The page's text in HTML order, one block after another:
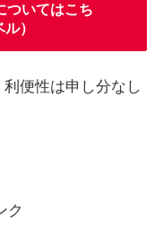
ついてはこち
）
便性は申し分なし
ク